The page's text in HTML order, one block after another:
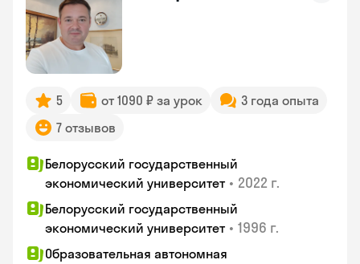
5 от 1090 ₽ за урок
3 года опыта
7 отзывов
Белорусский государственный
экономический университет • 2022 г.
Белорусский государственный
экономический университет • 1996 г.
Образовательная автономная